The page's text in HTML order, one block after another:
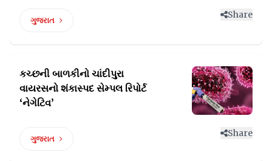
ગુજરાત
Share
કચ્છની બાળકીનો ચાંદીપુરા
વાયરસનો શંકાસ્પદ સેમ્પલ રિપોર્ટ
‘નેગેટિવ’
ગુજરાત
Share